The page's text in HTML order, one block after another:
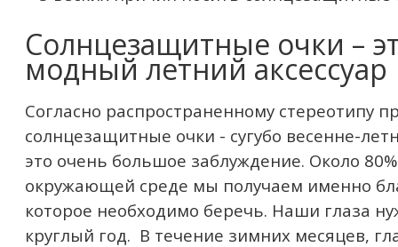
Солнцезащитные очки –
модный летний аксессуар
Согласно распространенному стереотипу
солнцезащитные очки - сугубо весенне-
это очень большое заблуждение. Около
окружающей среде мы получаем именно
которое необходимо беречь. Наши глаза
круглый год. В течение зимних месяцев,